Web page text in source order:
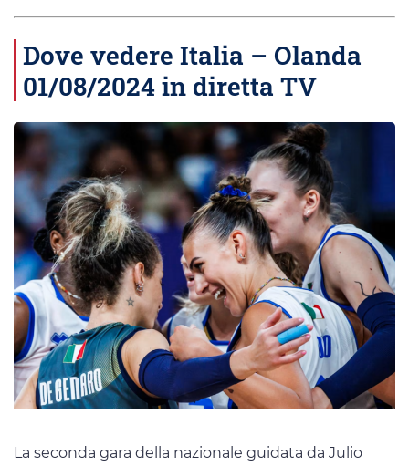
Dove vedere Italia – Olanda
01/08/2024 in diretta TV
La seconda gara della nazionale guidata da Julio